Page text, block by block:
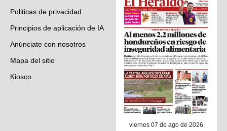
Politicas de privacidad
Principios de aplicación de IA
Anúnciate con nosotros
Mapa del sitio
Kiosco
viernes 07 de ago de 2026